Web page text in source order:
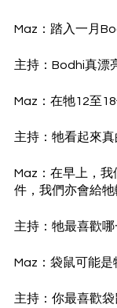
Maz：踏入一月
主持：Bodhi真漂
Maz：在牠12至
主持：牠看起來
Maz：在早上，
件，我們亦會給牠
主持：牠最喜歡
Maz：袋鼠可能是
主持：你最喜歡